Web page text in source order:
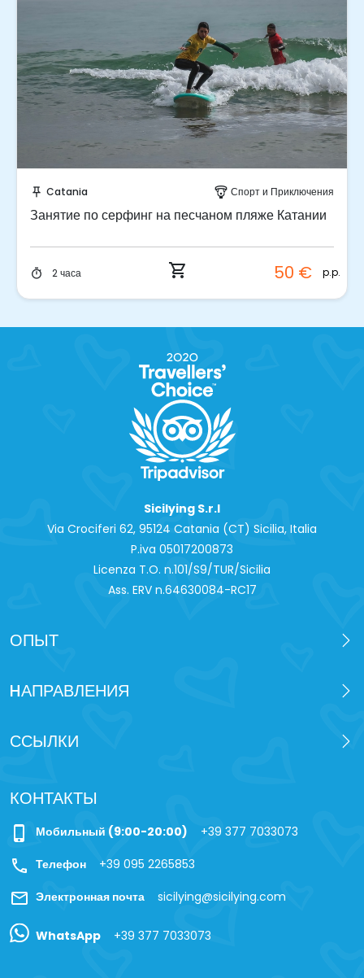
push_pin Catania paragliding Спорт и Приключения
Занятие по серфинг на песчаном пляже Катании
timer 2 часа shopping_cart 50 € p.p.
Sicilying S.r.l
Via Crociferi 62, 95124 Catania (CT) Sicilia, Italia
P.iva 0‍5017200873
Licenza T.O. n.101/S9/TUR/Sicilia
Ass. ERV n.64630084-RC17
ОПЫТ
HАПРАВЛЕНИЯ
ССЫЛКИ
КОНТАКТЫ
phone_iphone Мобильный (9:00-20:00) +39 377 7033073
call Телефон +39 095 2265853
mail Электронная почта sicilying@sicilying.com
WhatsApp +39 377 7033073